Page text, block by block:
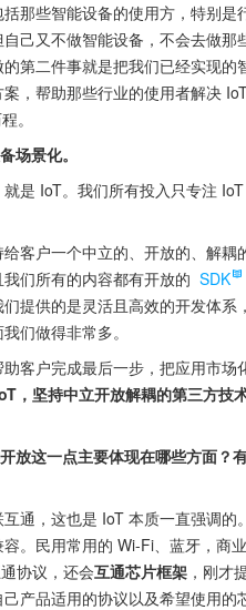
那些智能设备的使用方，特别是
己又不做智能设备，不会去做
第二件事就是把我们已经实现
，帮助那些行业的使用者解决
。
场景化。
是 IoT。我们所有投入只专注
客户一个中立的、开放的、解耦
们所有的内容都有开放的 SDK
提供的是灵活且高效的开发体系
们做得非常多。
客户完成最后一步，把应用市
，坚持中立开放解耦的第三方技
放这一点主要体现在哪些方面？
通，这也是 IoT 本质一直强调的
。民用常用的 Wi-Fi、蓝牙，商
协议，还会互通芯片框架 ，刚才
产品适用的协议以及希望使用的